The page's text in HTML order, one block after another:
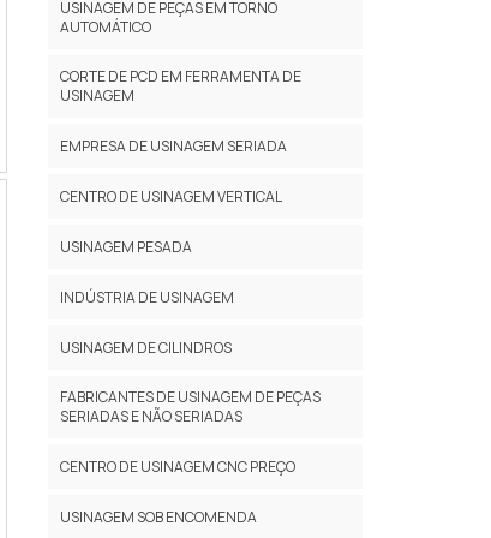
USINAGEM DE PEÇAS EM TORNO
AUTOMÁTICO
CORTE DE PCD EM FERRAMENTA DE
USINAGEM
EMPRESA DE USINAGEM SERIADA
CENTRO DE USINAGEM VERTICAL
USINAGEM PESADA
INDÚSTRIA DE USINAGEM
USINAGEM DE CILINDROS
FABRICANTES DE USINAGEM DE PEÇAS
SERIADAS E NÃO SERIADAS
CENTRO DE USINAGEM CNC PREÇO
USINAGEM SOB ENCOMENDA